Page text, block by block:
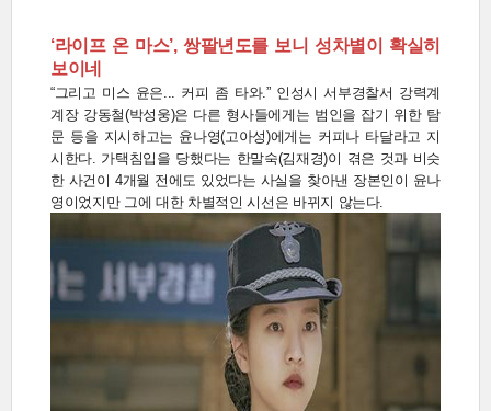
‘라이프 온 마스’, 쌍팔년도를 보니 성차별이 확실히
보이네
“그리고 미스 윤은... 커피 좀 타와.” 인성시 서부경찰서 강력계
계장 강동철(박성웅)은 다른 형사들에게는 범인을 잡기 위한 탐
문 등을 지시하고는 윤나영(고아성)에게는 커피나 타달라고 지
시한다. 가택침입을 당했다는 한말숙(김재경)이 겪은 것과 비슷
한 사건이 4개월 전에도 있었다는 사실을 찾아낸 장본인이 윤나
영이었지만 그에 대한 차별적인 시선은 바뀌지 않는다.